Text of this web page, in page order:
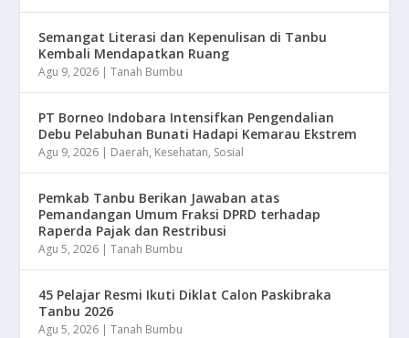
Semangat Literasi dan Kepenulisan di Tanbu
Kembali Mendapatkan Ruang
Agu 9, 2026 |Tanah Bumbu
​PT Borneo Indobara Intensifkan Pengendalian
Debu Pelabuhan Bunati Hadapi Kemarau Ekstrem
Agu 9, 2026 | Daerah, Kesehatan, Sosial
Pemkab Tanbu Berikan Jawaban atas
Pemandangan Umum Fraksi DPRD terhadap
Raperda Pajak dan Restribusi
Agu 5, 2026 |Tanah Bumbu
45 Pelajar Resmi Ikuti Diklat Calon Paskibraka
Tanbu 2026
Agu 5, 2026 |Tanah Bumbu